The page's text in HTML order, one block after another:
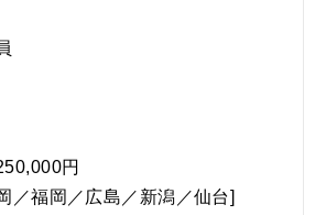
円
／福岡／広島／新潟／仙台]